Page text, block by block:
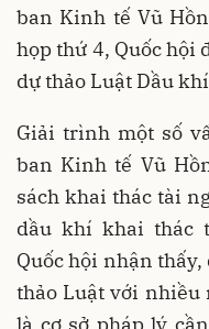
ban Kinh tế Vũ
họp thứ 4, Quốc hội
dự thảo Luật Dầu
Giải trình một số
ban Kinh tế Vũ
sách khai thác tài
dầu khí khai thác
Quốc hội nhận
thảo Luật với nhiều